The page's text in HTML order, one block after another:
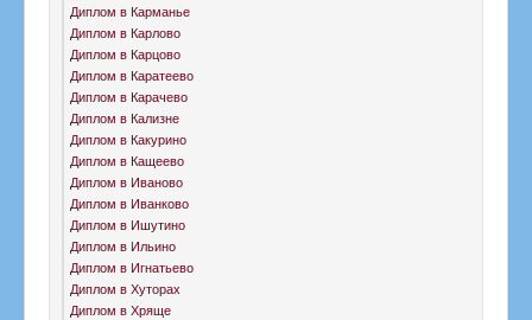
Диплом в Карманье
Диплом в Карлово
Диплом в Карцово
Диплом в Каратеево
Диплом в Карачево
Диплом в Кализне
Диплом в Какурино
Диплом в Кащеево
Диплом в Иваново
Диплом в Иванково
Диплом в Ишутино
Диплом в Ильино
Диплом в Игнатьево
Диплом в Хуторах
Диплом в Хряще